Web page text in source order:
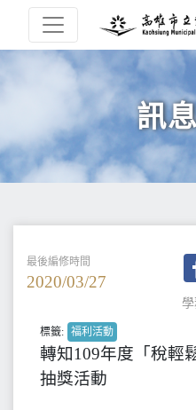
訊
最後編修時間
2020/03/27
標籤: 福利活動
轉知109年度「稅輕
抽獎活動